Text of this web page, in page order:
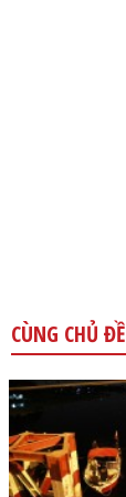
CÙNG CHỦ ĐỀ